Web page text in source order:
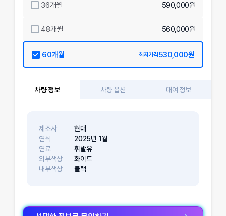
36개월 590,000원
48개월 560,000원
60개월 최저가격530,000원
차량 정보 차량 옵션 대여 정보
제조사
현대
연식
2025년 1월
연료
휘발유
외부색상
화이트
내부색상
블랙